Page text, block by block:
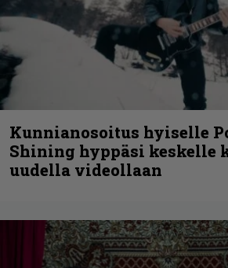
Kunnianosoitus hyiselle
Shining hyppäsi keskelle
uudella videollaan